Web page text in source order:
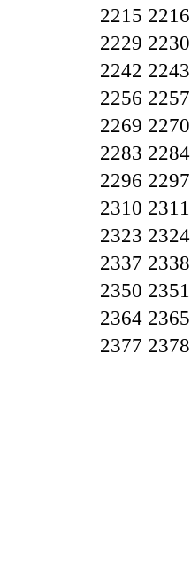
2215 2216
2229 2230
2242 2243
2256 2257
2269 2270
2283 2284
2296 2297
2310 2311
2323 2324
2337 2338
2350 2351
2364 2365
2377 2378